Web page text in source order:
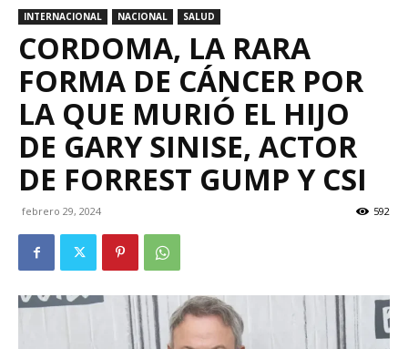
INTERNACIONAL NACIONAL SALUD
CORDOMA, LA RARA
FORMA DE CÁNCER POR
LA QUE MURIÓ EL HIJO
DE GARY SINISE, ACTOR
DE FORREST GUMP Y CSI
febrero 29, 2024 592